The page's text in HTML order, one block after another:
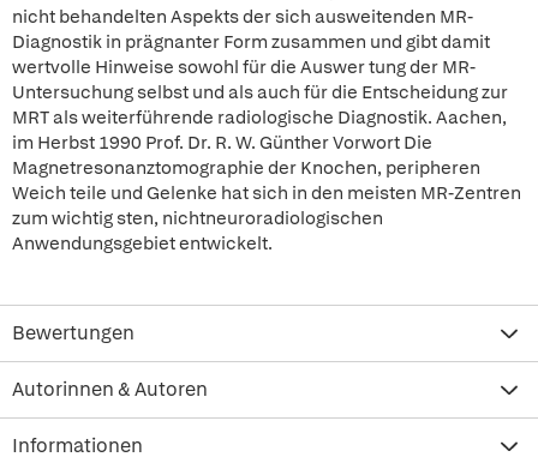
nicht behandelten Aspekts der sich ausweitenden MR-
Diagnostik in prägnanter Form zusammen und gibt damit
wertvolle Hinweise sowohl für die Auswer tung der MR-
Untersuchung selbst und als auch für die Entscheidung zur
MRT als weiterführende radiologische Diagnostik. Aachen,
im Herbst 1990 Prof. Dr. R. W. Günther Vorwort Die
Magnetresonanztomographie der Knochen, peripheren
Weich teile und Gelenke hat sich in den meisten MR-Zentren
zum wichtig sten, nichtneuroradiologischen
Anwendungsgebiet entwickelt.
Bewertungen
Autorinnen & Autoren
Informationen